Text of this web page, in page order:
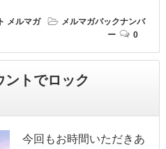
メルマガ
メルマガバックナンバ
ー
0
ントでロック
今回もお時間いただきあ